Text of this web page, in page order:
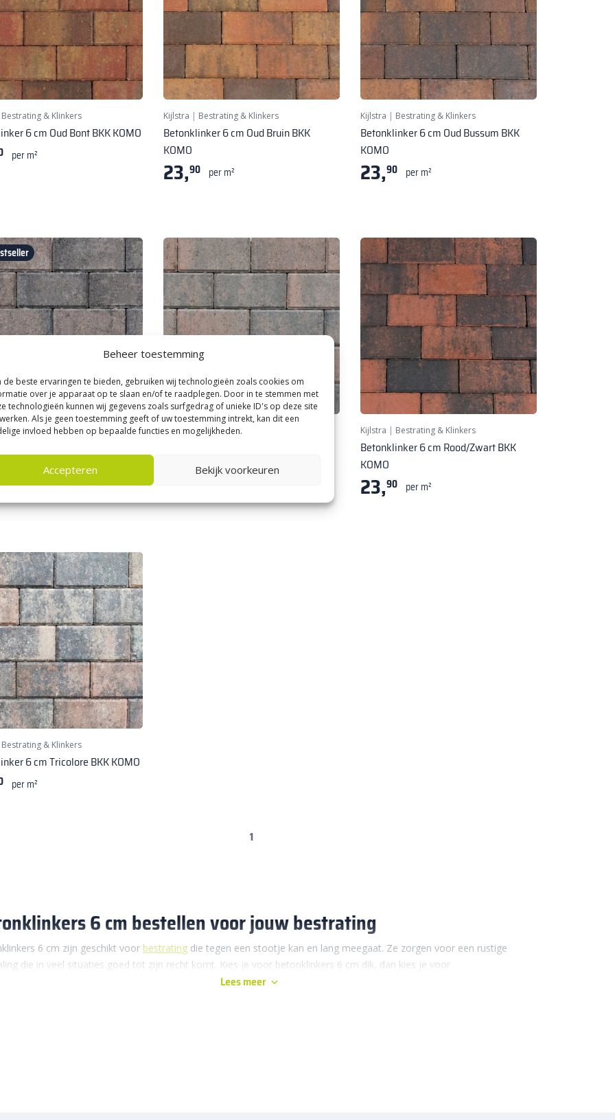
Beheer toestemming
de beste ervaringen te bieden, gebruiken wij technologieën zoals cookies om
over je apparaat op te slaan en/of te raadplegen. Door in te stemmen met
technologieën kunnen wij gegevens zoals surfgedrag of unieke ID's op deze site
Als je geen toestemming geeft of uw toestemming intrekt, kan dit een
invloed hebben op bepaalde functies en mogelijkheden.
Accepteren Bekijk voorkeuren
Bestrating & Klinkers
6 cm Oud Bont BKK KOMO
per m²
Kijlstra | Bestrating & Klinkers
Betonklinker 6 cm Oud Bruin BKK
KOMO
23,90 per m²
Kijlstra | Bestrating & Klinkers
Betonklinker 6 cm Oud Bussum BKK
KOMO
23,90 per m²
Bestrating & Klinkers
6 cm Oud Drachten BKK
per m²
Kijlstra|Best verkochte Oprit bestrating Kijlstra | Bestrating & Klinkers
Betonklinker 6 cm Rood/Zwart BKK
KOMO
23,90 per m²
Bestrating & Klinkers
6 cm Tricolore BKK KOMO
per m²
1
6 cm bestellen voor jouw bestrating
6 cm zijn geschikt voor bestrating die tegen een stootje kan en lang meegaat. Ze zorgen voor een rustige
die in veel situaties goed tot zijn recht komt. Kies je voor betonklinkers 6 cm dik, dan kies je voor
Deze klinkers hebben een vaste maat van 21×10,5 cm. Dat maakt ze eenvoudig te verwerken. Het
Lees meer